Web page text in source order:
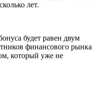
лет.
будет равен двум
финансового рынка
который уже не